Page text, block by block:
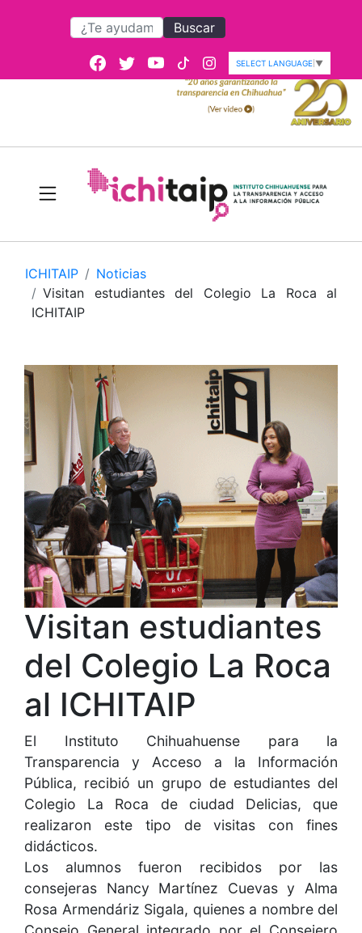
Buscar
SELECT LANGUAGE ▼
ICHITAIP
Noticias
Visitan estudiantes del Colegio La Roca al
ICHITAIP
Visitan estudiantes
del Colegio La Roca
al ICHITAIP
El Instituto Chihuahuense para la
Transparencia y Acceso a la Información
Pública, recibió un grupo de estudiantes del
Colegio La Roca de ciudad Delicias, que
realizaron este tipo de visitas con fines
didácticos.
Los alumnos fueron recibidos por las
consejeras Nancy Martínez Cuevas y Alma
Rosa Armendáriz Sigala, quienes a nombre del